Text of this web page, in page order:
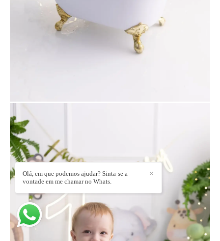
✕
Olá, em que podemos ajudar? Sinta-se a
vontade em me chamar no Whats.